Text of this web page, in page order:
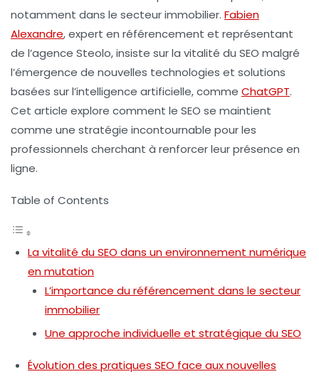
notamment dans le secteur immobilier. Fabien
Alexandre, expert en référencement et représentant
de l’agence Steolo, insiste sur la vitalité du SEO malgré
l’émergence de nouvelles technologies et solutions
basées sur l’intelligence artificielle, comme ChatGPT.
Cet article explore comment le SEO se maintient
comme une stratégie incontournable pour les
professionnels cherchant à renforcer leur présence en
ligne.
Table of Contents
La vitalité du SEO dans un environnement numérique
en mutation
L’importance du référencement dans le secteur
immobilier
Une approche individuelle et stratégique du SEO
Évolution des pratiques SEO face aux nouvelles